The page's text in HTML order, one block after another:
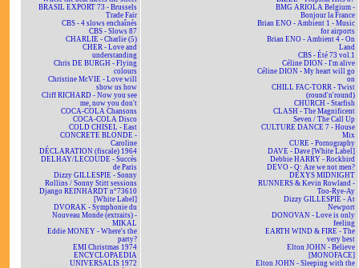
BRASIL EXPORT 73 - Brussels
Trade Fair
CBS - 4 slows enchaînés
CBS - Slows 87
CHARLIE - Charlie (5)
CHER - Love and
understanding
Chris DE BURGH - Flying
colours
Christine McVIE - Love will
show us how
Cliff RICHARD - Now you see
me, now you don't
COCA-COLA Chansons
COCA-COLA Disco
COLD CHISEL - East
CONCRETE BLONDE -
Caroline
DÉCLARATION (fiscale) 1964
DELHAY/LECOUDE - Succès
de Paris
Dizzy GILLESPIE - Sonny
Rollins / Sonny Stitt sessions
Django REINHARDT n°73610
[White Label]
DVORAK - Symphonie du
Nouveau Monde (extraits) -
MIKAL
Eddie MONEY - Where's the
party?
EMI Christmas 1974
ENCYCLOPAEDIA
UNIVERSALIS 1972
BMG ARIOLA Belgium -
Bonjour la France
Brian ENO - Ambient 1 - Music
for airports
Brian ENO - Ambient 4 - On
Land
CBS - Été 73 vol.1
Céline DION - I'm alive
Céline DION - My heart will go
on
CHILL FAC-TORR - Twist
(round'n'round)
CHURCH - Starfish
CLASH - The Magnificent
Seven / The Call Up
CULTURE DANCE 7 - House
Mix
CURE - Pornography
DAVE - Dave [White Label]
Debbie HARRY - Rockbird
DEVO - Q: Are we not men?
DEXYS MIDNIGHT
RUNNERS & Kevin Rowland -
Too-Rye-Ay
Dizzy GILLESPIE - At
Newport
DONOVAN - Love is only
feeling
EARTH WIND & FIRE - The
very best
Elton JOHN - Believe
[MONOFACE]
Elton JOHN - Sleeping with the